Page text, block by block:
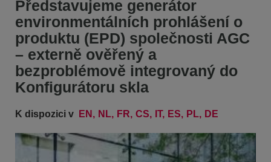
Představujeme generátor
environmentálních prohlášení o
produktu (EPD) společnosti AGC
– externě ověřený a
bezproblémově integrovaný do
Konfigurátoru skla
K dispozici v EN NL FR CS IT ES PL DE